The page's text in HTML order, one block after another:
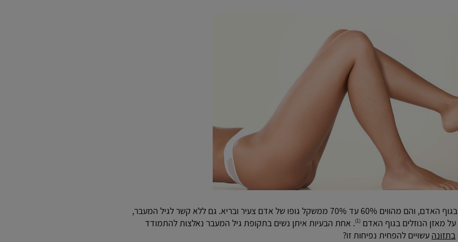
מים הם המרכיב הגדול ביותר בגוף האדם, והם מהווים 60% עד 70% ממשקל גופו של אדם צעיר ובריא. גם ללא קשר לגיל המעבר,
מאזן הנוזלים בגוף האדם (1)
. אחת הבעיות איתן נשים בתקופת גיל המעבר נאלצות להתמודד
בתזונה עשויים להפחית נפיחות זו?